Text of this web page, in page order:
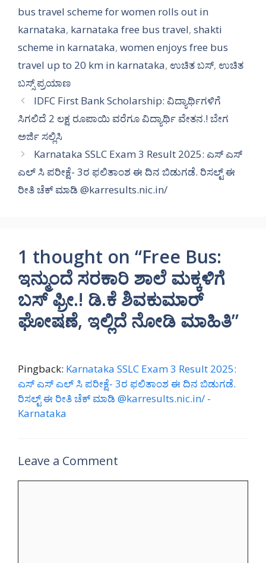
bus travel scheme for women rolls out in
karnataka, karnataka free bus travel, shakti
scheme in karnataka, women enjoys free bus
travel up to 20 km in karnataka, ಉಚಿತ ಬಸ್, ಉಚಿತ
ಬಸ್ಸ್ ಪ್ರಯಾಣ
IDFC First Bank Scholarship: ವಿದ್ಯಾರ್ಥಿಗಳಿಗೆ
ಸಿಗಲಿದೆ 2 ಲಕ್ಷ ರೂಪಾಯಿ ವರೆಗೂ ವಿದ್ಯಾರ್ಥಿ ವೇತನ.! ಬೇಗ
ಅರ್ಜಿ ಸಲ್ಲಿಸಿ
Karnataka SSLC Exam 3 Result 2025: ಎಸ್ ಎಸ್
ಎಲ್ ಸಿ ಪರೀಕ್ಷೆ- 3ರ ಫಲಿತಾಂಶ ಈ ದಿನ ಬಿಡುಗಡೆ. ರಿಸಲ್ಟ್ ಈ
ರೀತಿ ಚೆಕ್ ಮಾಡಿ @karresults.nic.in/
1 thought on “Free Bus:
ಇನ್ಮುಂದೆ ಸರಕಾರಿ ಶಾಲೆ ಮಕ್ಕಳಿಗೆ
ಬಸ್ ಫ್ರೀ.! ಡಿ.ಕೆ ಶಿವಕುಮಾರ್
ಘೋಷಣೆ, ಇಲ್ಲಿದೆ ನೋಡಿ ಮಾಹಿತಿ”
Pingback: Karnataka SSLC Exam 3 Result 2025:
ಎಸ್ ಎಸ್ ಎಲ್ ಸಿ ಪರೀಕ್ಷೆ- 3ರ ಫಲಿತಾಂಶ ಈ ದಿನ ಬಿಡುಗಡೆ.
ರಿಸಲ್ಟ್ ಈ ರೀತಿ ಚೆಕ್ ಮಾಡಿ @karresults.nic.in/ -
Karnataka
Leave a Comment